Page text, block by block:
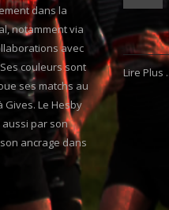
dans la
notamment via
avec
couleurs sont
ses matchs au
Gives. Le Hesby
aussi par son
ancrage dans
Lire Plus